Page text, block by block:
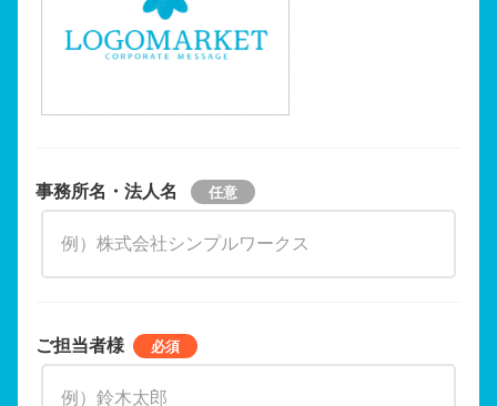
事務所名・法人名
ご担当者様